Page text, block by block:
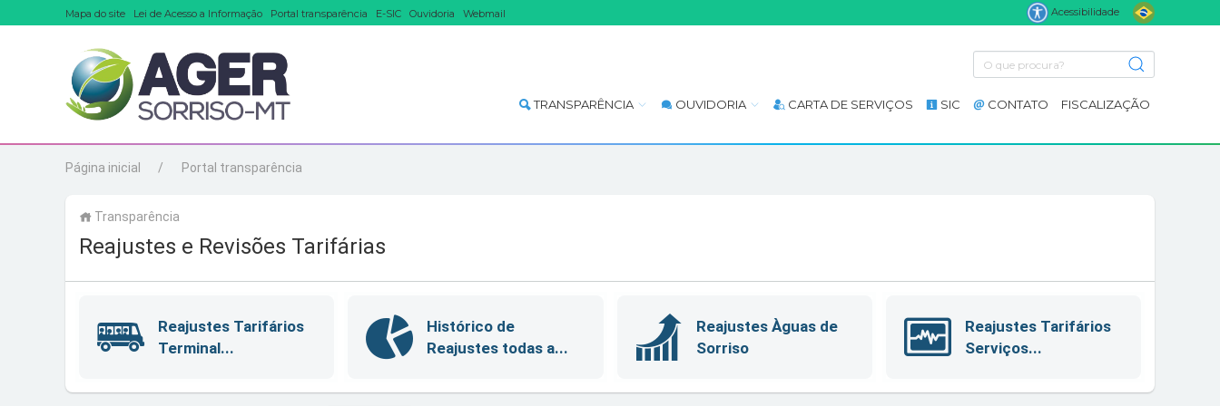
Mapa do site Lei de Acesso a Informação Portal transparência E-SIC Ouvidoria Webmail Acessibilidade
TRANSPARÊNCIA OUVIDORIA CARTA DE SERVIÇOS SIC CONTATO FISCALIZAÇÃO
Página inicial Portal transparência
Transparência
Reajustes e Revisões Tarifárias
Reajustes Tarifários
Terminal...
Histórico de
Reajustes todas a...
Reajustes Àguas de
Sorriso
Reajustes Tarifários
Serviços...